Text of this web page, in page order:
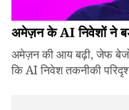
अमेज़न के AI निवेशों ने
अमेज़न की आय बढ़ी, जेफ
कि AI निवेश तकनीकी